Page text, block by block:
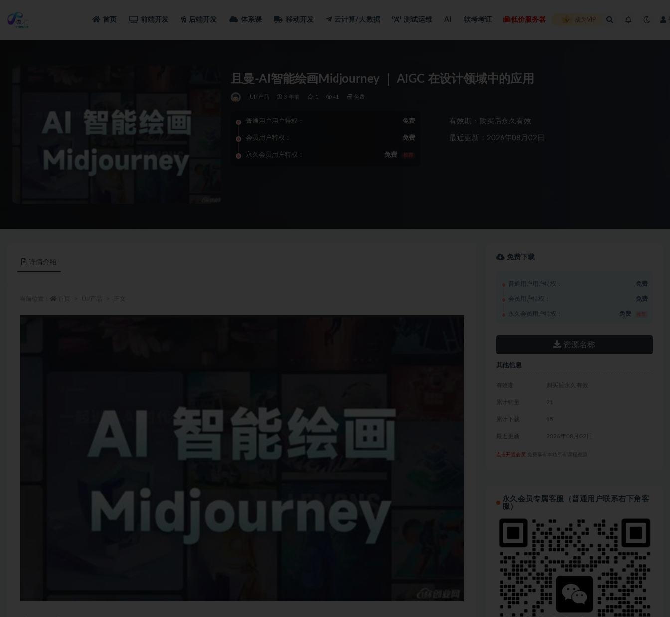
首页 前端开发 后端开发 体系课 移动开发 云计算/大数据 测试运维 AI 软考考证 低价服务器 成为VIP
且曼-AI智能绘画Midjourney ｜ AIGC 在设计领域中的应用
UI/产品 3 年前 1 41 免费
普通用户用户特权： 免费
会员用户特权： 免费
永久会员用户特权： 免费 推荐
有效期：购买后永久有效
最近更新：2026年08月02日
详情介绍
免费下载
普通用户用户特权： 免费
会员用户特权： 免费
永久会员用户特权： 免费
资源名称
其他信息
有效期 购买后永久有效
累计销量 21
累计下载 15
最近更新 2026年08月02日
点击开通会员 免费享有本站所有课程资源
永久会员专属客服（普通用户联系右下角客
服）